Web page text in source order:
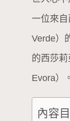
一位來
Verde）
的西莎
Evora）。
內容